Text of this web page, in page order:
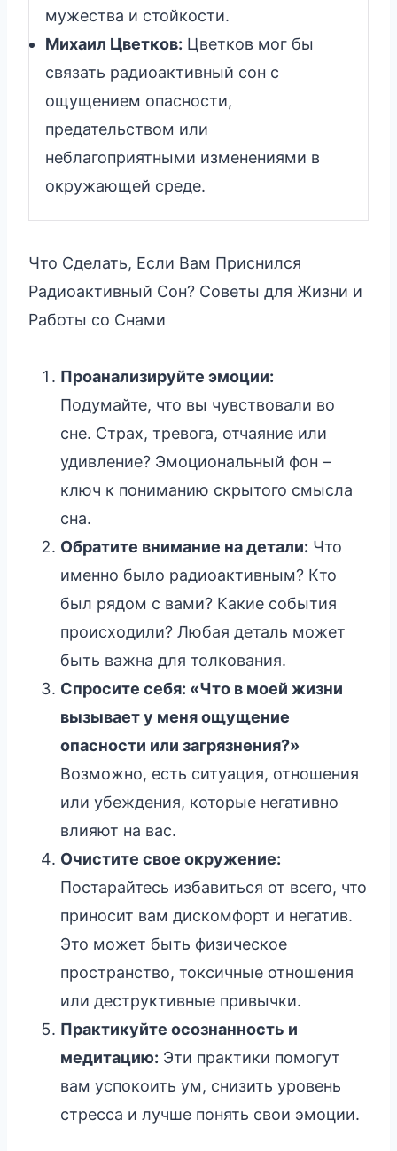
мужества и стойкости.
Михаил Цветков: Цветков мог бы
связать радиоактивный сон с
ощущением опасности,
предательством или
неблагоприятными изменениями в
окружающей среде.
Что Сделать, Если Вам Приснился
Радиоактивный Сон? Советы для Жизни и
Работы со Снами
Проанализируйте эмоции:
Подумайте, что вы чувствовали во
сне. Страх, тревога, отчаяние или
удивление? Эмоциональный фон –
ключ к пониманию скрытого смысла
сна.
Обратите внимание на детали: Что
именно было радиоактивным? Кто
был рядом с вами? Какие события
происходили? Любая деталь может
быть важна для толкования.
Спросите себя: «Что в моей жизни
вызывает у меня ощущение
опасности или загрязнения?»
Возможно, есть ситуация, отношения
или убеждения, которые негативно
влияют на вас.
Очистите свое окружение:
Постарайтесь избавиться от всего, что
приносит вам дискомфорт и негатив.
Это может быть физическое
пространство, токсичные отношения
или деструктивные привычки.
Практикуйте осознанность и
медитацию: Эти практики помогут
вам успокоить ум, снизить уровень
стресса и лучше понять свои эмоции.